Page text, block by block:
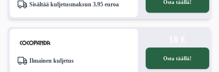
Sisältää kuljetusmaksun 3.95 euroa Osta täällä!
Ilmainen kuljetus Osta täällä!